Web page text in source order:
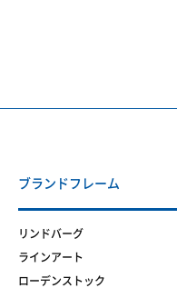
ブランドフレーム
リンドバーグ
ラインアート
ローデンストック